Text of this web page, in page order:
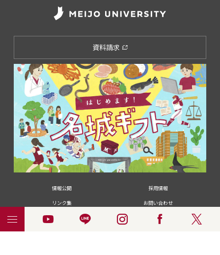
資料請求
情報公開
採用情報
リンク集
お問い合わせ
メディアの皆さま
卒業生の皆さま